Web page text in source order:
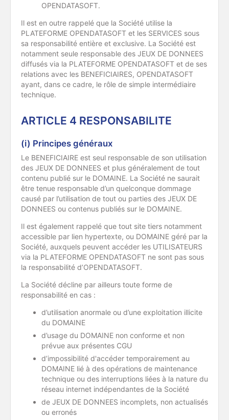
OPENDATASOFT.
Il est en outre rappelé que la Société utilise la
PLATEFORME OPENDATASOFT et les SERVICES sous
sa responsabilité entière et exclusive. La Société est
notamment seule responsable des JEUX DE DONNEES
diffusés via la PLATEFORME OPENDATASOFT et de ses
relations avec les BENEFICIAIRES, OPENDATASOFT
ayant, dans ce cadre, le rôle de simple intermédiaire
technique.
ARTICLE 4 RESPONSABILITE
(i) Principes généraux
Le BENEFICIAIRE est seul responsable de son utilisation
des JEUX DE DONNEES et plus généralement de tout
contenu publié sur le DOMAINE. La Société ne saurait
être tenue responsable d’un quelconque dommage
causé par l’utilisation de tout ou parties des JEUX DE
DONNEES ou contenus publiés sur le DOMAINE.
Il est également rappelé que tout site tiers notamment
accessible par lien hypertexte, ou DOMAINE géré par la
Société, auxquels peuvent accéder les UTILISATEURS
via la PLATEFORME OPENDATASOFT ne sont pas sous
la responsabilité d’OPENDATASOFT.
La Société décline par ailleurs toute forme de
responsabilité en cas :
d’utilisation anormale ou d’une exploitation illicite
du DOMAINE
d’usage du DOMAINE non conforme et non
prévue aux présentes CGU
d’impossibilité d'accéder temporairement au
DOMAINE lié à des opérations de maintenance
technique ou des interruptions liées à la nature du
réseau internet indépendantes de la Société
de JEUX DE DONNEES incomplets, non actualisés
ou erronés